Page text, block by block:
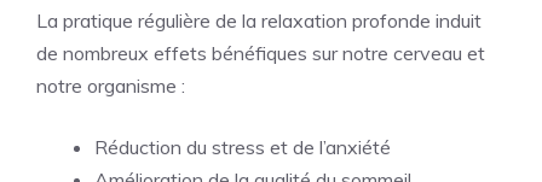
La pratique régulière de la relaxation profonde induit
de nombreux effets bénéfiques sur notre cerveau et
notre organisme :
Réduction du stress et de l’anxiété